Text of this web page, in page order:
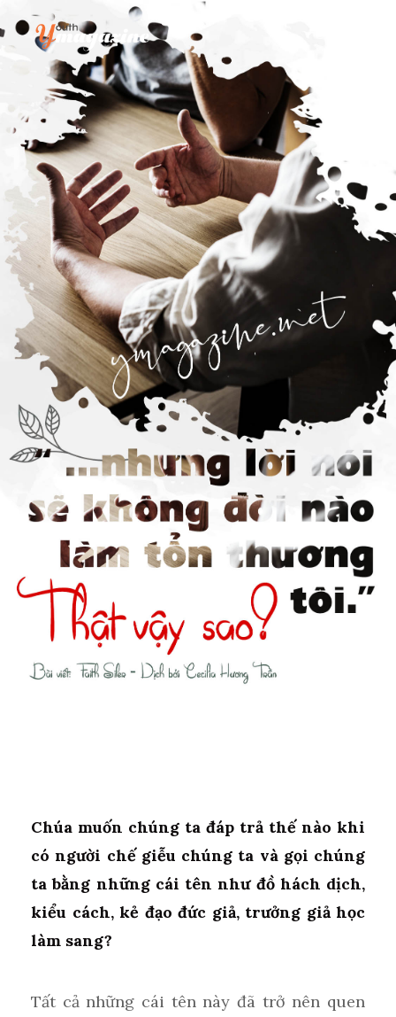
Chúa muốn chúng ta đáp trả thế nào khi
có người chế giễu chúng ta và gọi chúng
ta bằng những cái tên như đồ hách dịch,
kiểu cách, kẻ đạo đức giả, trưởng giả học
làm sang?
Tất cả những cái tên này đã trở nên quen